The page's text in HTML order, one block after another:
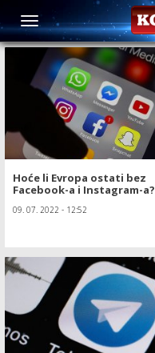
TAG: Facebook
Hoće li Evropa ostati bez
Facebook-a i Instagram-a?
09. 07. 2022 - 12:52